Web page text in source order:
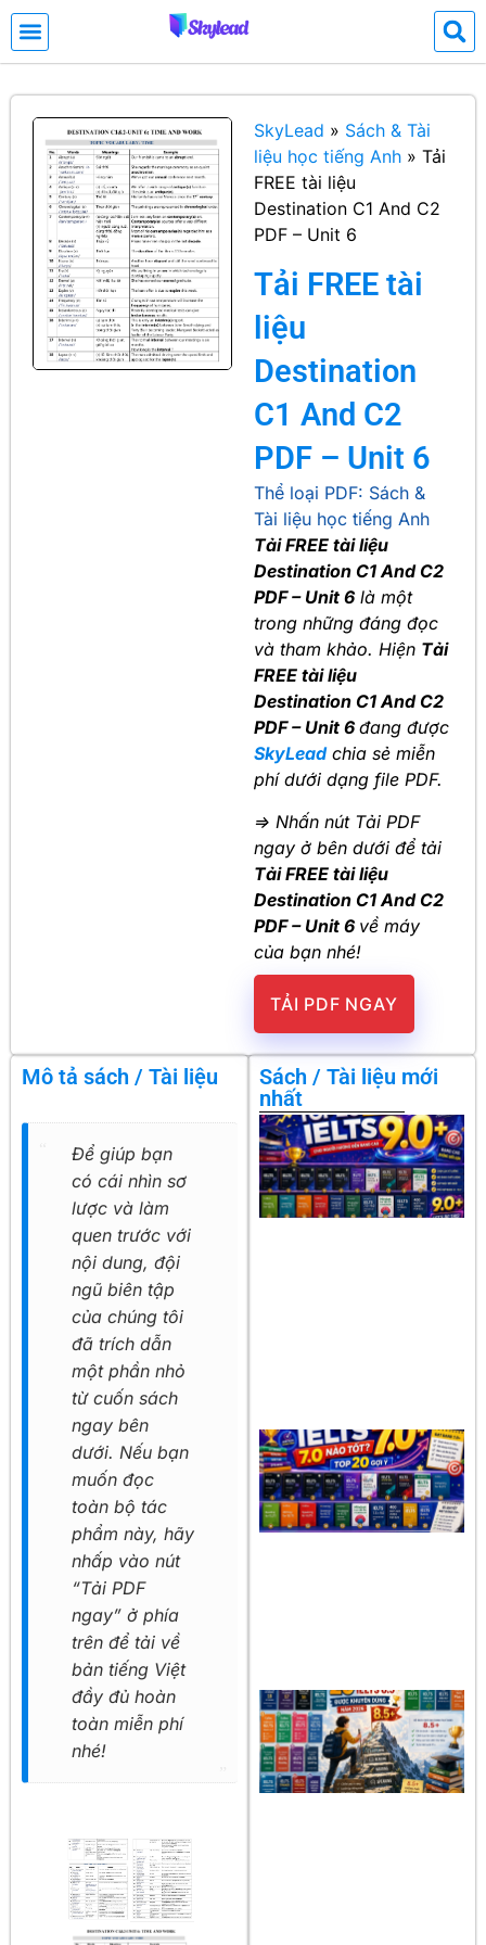
SkyLead » Sách & Tài
liệu học tiếng Anh » Tải
FREE tài liệu
Destination C1 And C2
PDF – Unit 6
Tải FREE tài
liệu
Destination
C1 And C2
PDF – Unit 6
Thể loại PDF: Sách &
Tài liệu học tiếng Anh
Tải FREE tài liệu
Destination C1 And C2
PDF – Unit 6là một
trong những đáng đọc
và tham khảo. Hiện Tải
FREE tài liệu
Destination C1 And C2
PDF – Unit 6đang được
SkyLeadchia sẻ miễn
phí dưới dạng file PDF.
=> Nhấn nút Tải PDF
ngay ở bên dưới để tải
Tải FREE tài liệu
Destination C1 And C2
PDF – Unit 6 về máy
của bạn nhé!
TẢI PDF NGAY
Mô tả sách / Tài liệu
Để giúp bạn
có cái nhìn sơ
lược và làm
quen trước với
nội dung, đội
ngũ biên tập
của chúng tôi
đã trích dẫn
một phần nhỏ
từ cuốn sách
ngay bên
dưới. Nếu bạn
muốn đọc
toàn bộ tác
phẩm này, hãy
nhấp vào nút
“Tải PDF
ngay” ở phía
trên để tải về
bản tiếng Việt
đầy đủ hoàn
toàn miễn phí
nhé!
Sách / Tài liệu mới
nhất